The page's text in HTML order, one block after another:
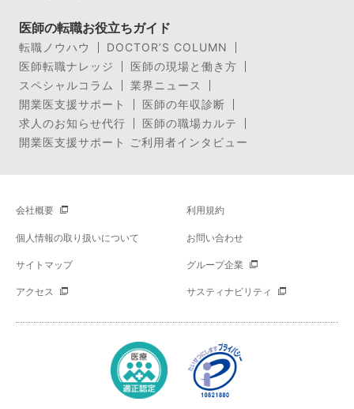
医師の転職お役立ちガイド
転職ノウハウ
DOCTOR’S COLUMN
医師転職ナレッジ
医師の現場と働き方
スペシャルコラム
業界ニュース
開業医支援サポート
医師の年収診断
求人のお知らせ代行
医師の職場カルテ
開業医支援サポート ご利用者インタビュー
会社概要 利用規約
個人情報の取り扱いについて お問い合わせ
サイトマップ グループ企業
アクセス サスティナビリティ